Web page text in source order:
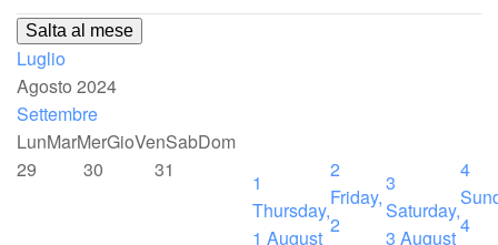
Salta al mese
Luglio
Agosto 2024
Settembre
LunMarMerGioVenSabDom
29
30 31
1
Thursday,
1 August
2
Friday,
2
3
Saturday,
3 August
4
4